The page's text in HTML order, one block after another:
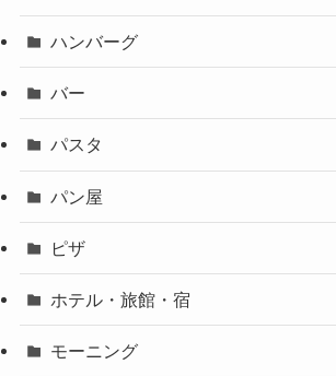
ハンバーグ
バー
パスタ
パン屋
ピザ
ホテル・旅館・宿
モーニング